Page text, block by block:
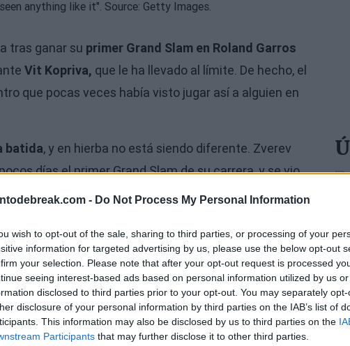
- Do Not Process My Personal Information
wish to opt-out of the sale, sharing to third parties, or processing of your
information for targeted advertising by us, please use the below opt-out
your selection. Please note that after your opt-out request is processed
seeing interest-based ads based on personal information utilized by us
disclosed to third parties prior to your opt-out. You may separately
disclosure of your personal information by third parties on the IAB’s list of
This information may also be disclosed by us to third parties on the
Participants that may further disclose it to other third parties.
tras ganar su primer Grand Slam en Roland Garros
Vit Kopriva, que le ha llevado al límite. De hecho, el
que pocas veces había visto jugar así a alguien en
batida, y en hierba no está siendo diferente. Zverev
días el primer Grand Slam de su carrera, y se vio
oponente, que jugóuno de los mejores partidos del
a su gente, algo que destacó en la entrevista post